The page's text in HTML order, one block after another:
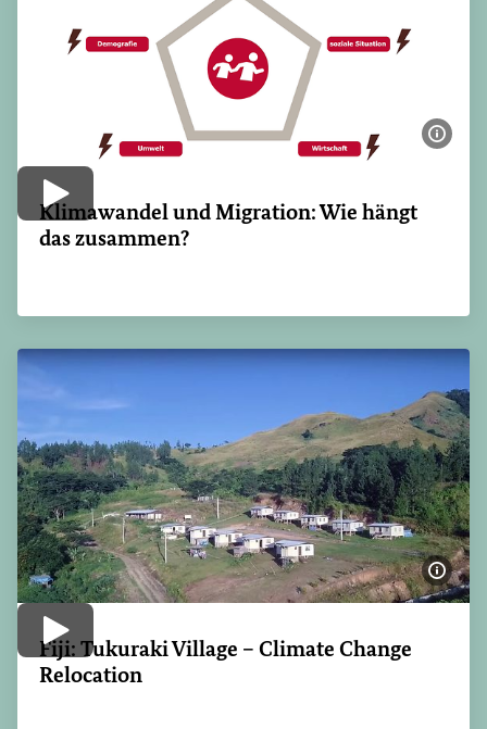
Video abspielen
Klimawandel und Migration: Wie hängt
das zusammen?
Video abspielen
Fiji: Tukuraki Village – Climate Change
Relocation